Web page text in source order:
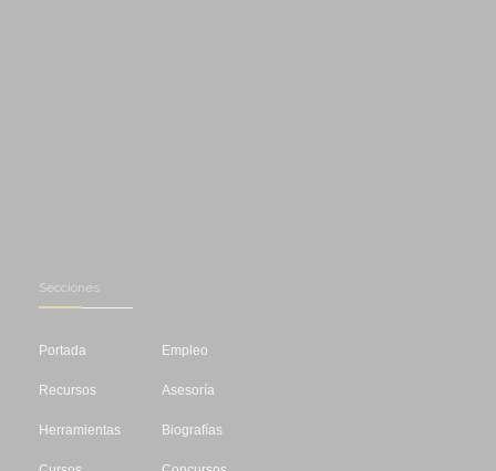
Secciones
Portada
Recursos
Herramientas
Empleo
Asesoría
Biografías